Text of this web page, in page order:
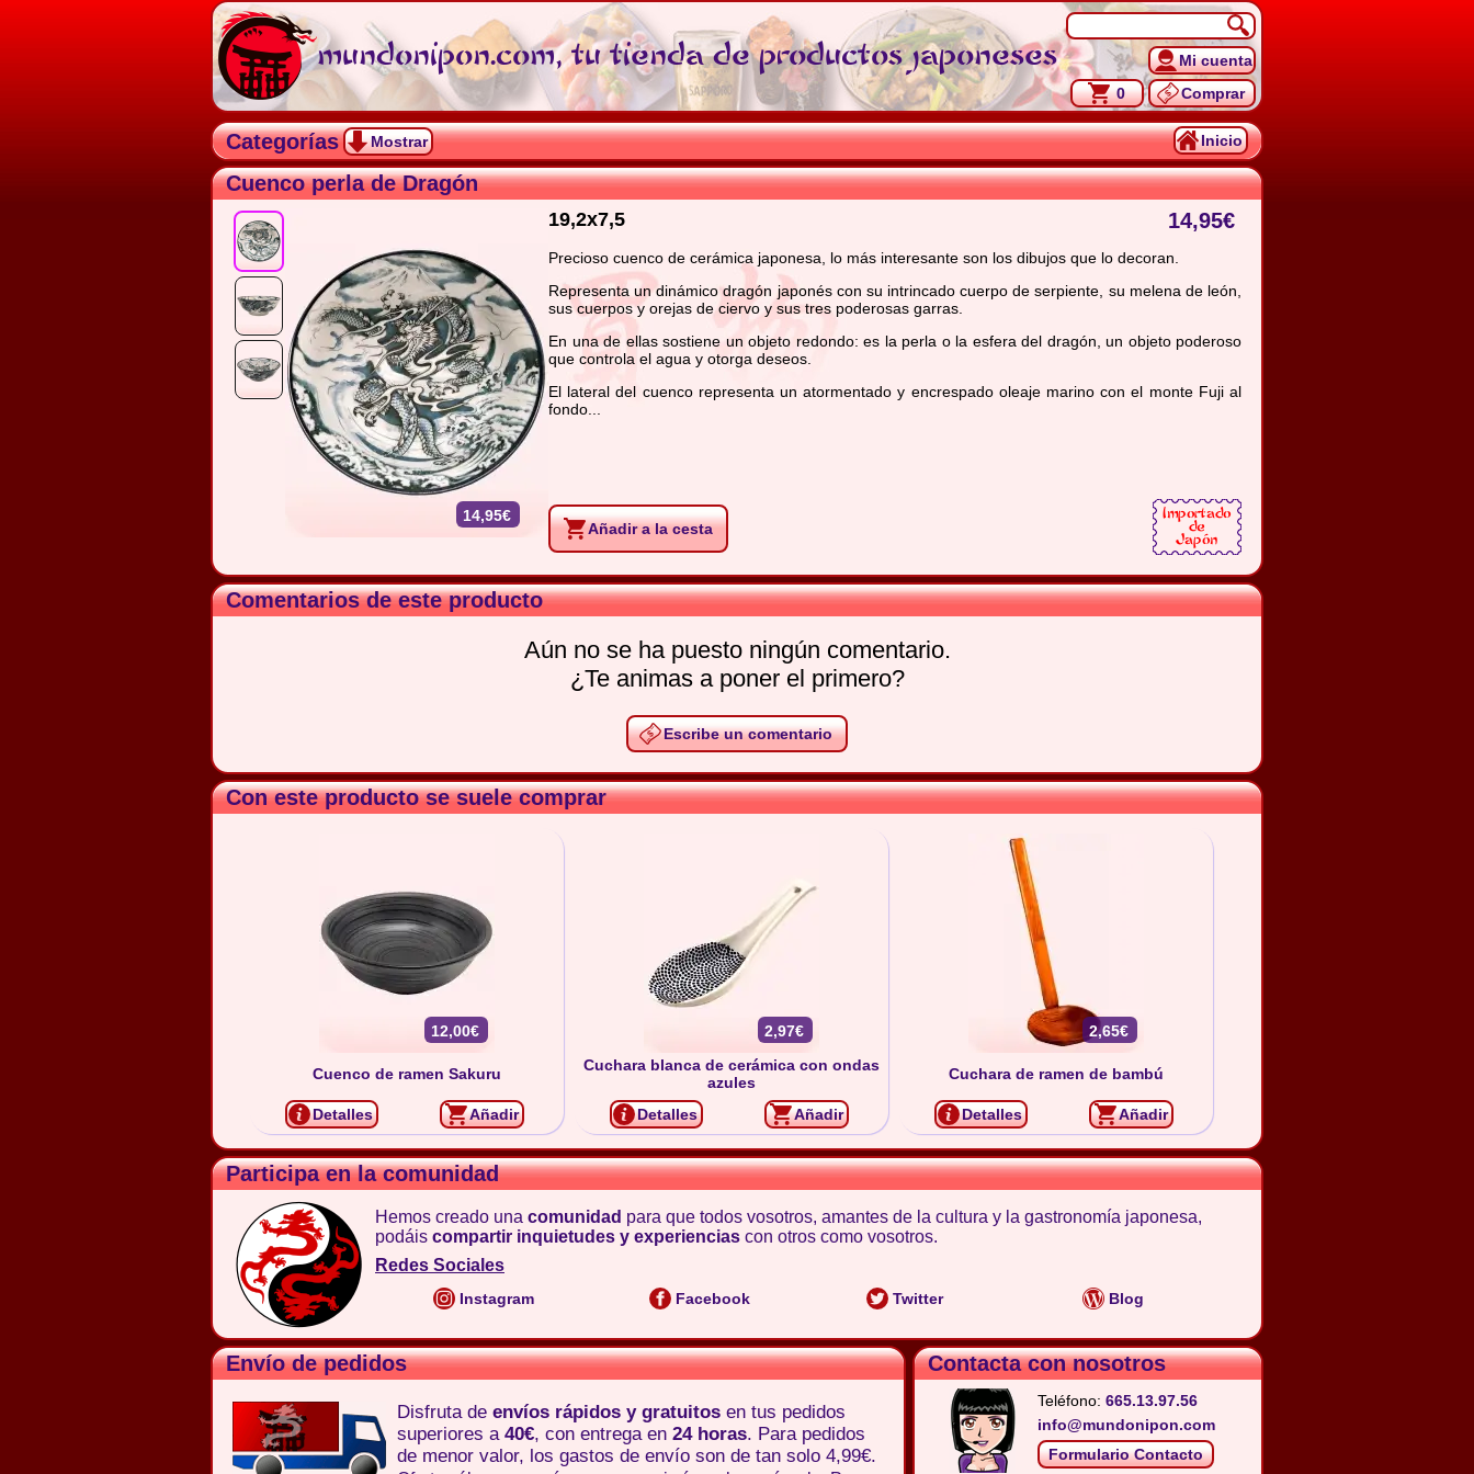
mundonipon.com, tu tienda de productos japoneses
Mi cuenta
0
Comprar
Categorías Mostrar Inicio
Cuenco perla de Dragón
14,95€
19,2x7,5 14,95€
Precioso cuenco de cerámica japonesa, lo más interesante son los dibujos que lo decoran.
Representa un dinámico dragón japonés con su intrincado cuerpo de serpiente, su melena de león,
sus cuerpos y orejas de ciervo y sus tres poderosas garras.
En una de ellas sostiene un objeto redondo: es la perla o la esfera del dragón, un objeto poderoso
que controla el agua y otorga deseos.
El lateral del cuenco representa un atormentado y encrespado oleaje marino con el monte Fuji al
fondo...
Añadir a la cesta
Comentarios de este producto
Aún no se ha puesto ningún comentario.
¿Te animas a poner el primero?
Escribe un comentario
Con este producto se suele comprar
12,00€
Cuenco de ramen Sakuru
Detalles Añadir
2,97€
Cuchara blanca de cerámica con ondas
azules
Detalles
Añadir
2,65€
Cuchara de ramen de bambú
Detalles Añadir
Participa en la comunidad
Hemos creado una comunidad para que todos vosotros, amantes de la cultura y la gastronomía japonesa,
podáis compartir inquietudes y experiencias con otros como vosotros.
Redes Sociales
Instagram Facebook Twitter Blog
Envío de pedidos
Disfruta de envíos rápidos y gratuitos en tus pedidos
superiores a 40€, con entrega en 24 horas. Para pedidos
de menor valor, los gastos de envío son de tan solo 4,99€.
Contacta con nosotros
Teléfono: 665.13.97.56
info@mundonipon.com
Formulario Contacto